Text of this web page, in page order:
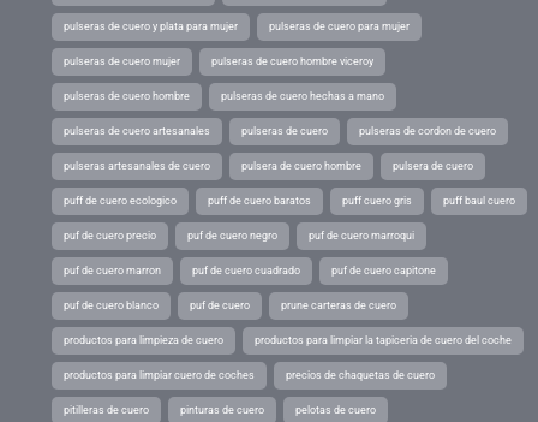
pulseras de cuero y plata para mujer pulseras de cuero para mujer
pulseras de cuero mujer pulseras de cuero hombre viceroy
pulseras de cuero hombre pulseras de cuero hechas a mano
pulseras de cuero artesanales pulseras de cuero pulseras de cordon de cuero
pulseras artesanales de cuero pulsera de cuero hombre pulsera de cuero
puff de cuero ecologico puff de cuero baratos puff cuero gris puff baul cuero
puf de cuero precio puf de cuero negro puf de cuero marroqui
puf de cuero marron puf de cuero cuadrado puf de cuero capitone
puf de cuero blanco puf de cuero prune carteras de cuero
productos para limpieza de cuero productos para limpiar la tapiceria de cuero del coche
productos para limpiar cuero de coches precios de chaquetas de cuero
pitilleras de cuero pinturas de cuero pelotas de cuero